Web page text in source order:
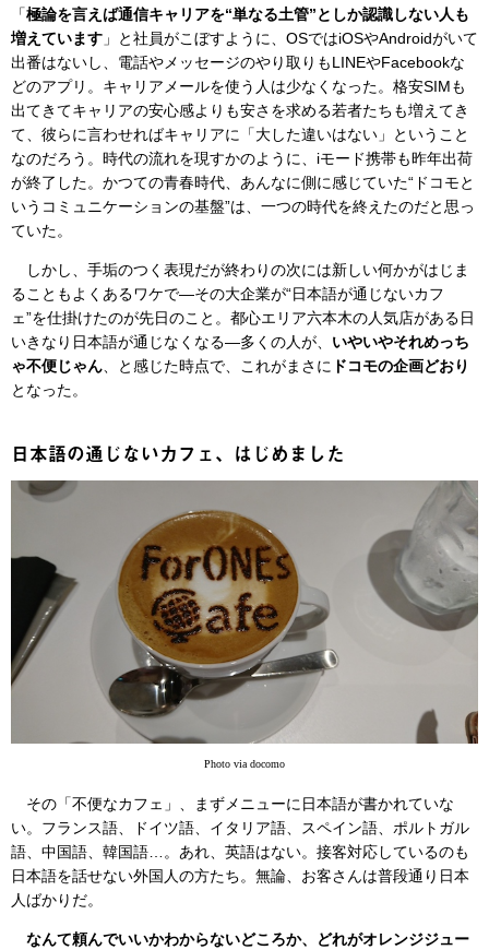
「極論を言えば通信キャリアを“単なる土管”としか認識しない人も
増えています 」と社員がこぼすように、OSではiOSやAndroidがいて
出番はないし、電話やメッセージのやり取りもLINEやFacebookな
どのアプリ。キャリアメールを使う人は少なくなった。格安SIMも
出てきてキャリアの安心感よりも安さを求める若者たちも増えてき
て、彼らに言わせればキャリアに「大した違いはない」ということ
なのだろう。時代の流れを現すかのように、iモード携帯も昨年出荷
が終了した。かつての青春時代、あんなに側に感じていた“ドコモと
いうコミュニケーションの基盤”は、一つの時代を終えたのだと思っ
ていた。
しかし、手垢のつく表現だが終わりの次には新しい何かがはじま
ることもよくあるワケで—その大企業が“日本語が通じないカフ
ェ”を仕掛けたのが先日のこと。都心エリア六本木の人気店がある日
いきなり日本語が通じなくなる—多くの人が、 いやいやそれめっち
ゃ不便じゃん 、と感じた時点で、これがまさに ドコモの企画どおり
となった。
日本語の通じないカフェ、はじめました
Photo via docomo
その「不便なカフェ」、まずメニューに日本語が書かれていな
い。フランス語、ドイツ語、イタリア語、スペイン語、ポルトガル
語、中国語、韓国語…。あれ、英語はない。接客対応しているのも
日本語を話せない外国人の方たち。無論、お客さんは普段通り日本
人ばかりだ。
なんて頼んでいいかわからないどころか、どれがオレンジジュー